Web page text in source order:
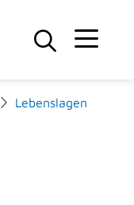
Lebenslagen